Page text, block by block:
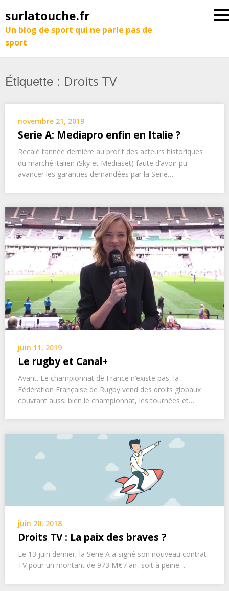
surlatouche.fr
Un blog de sport qui ne parle pas de
sport
Étiquette : Droits TV
novembre 21, 2019
Serie A: Mediapro enfin en Italie ?
Recalé l’année dernière au profit des acteurs historiques
du marché italien (Sky et Mediaset) faute d’avoir pu
avancer les garanties demandées par la Serie…
juin 11, 2019
Le rugby et Canal+
Avant. Le championnat de France n’existe pas, la
Fédération Française de Rugby vend des droits globaux
couvrant aussi bien le championnat, les tournées et…
juin 20, 2018
Droits TV : La paix des braves ?
Le 13 juin dernier, la Serie A a signé son nouveau contrat
TV pour un montant de 973 M€ / an, soit à peine…